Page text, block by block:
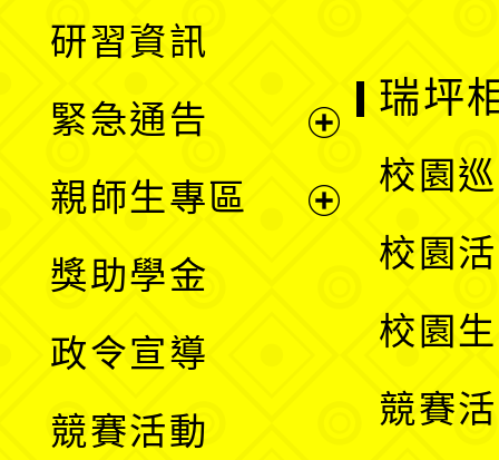
單
選
單
研習資訊
緊急通告
親師生專區
獎助學金
政令宣導
競賽活動
瑞坪
校園
校園
校園
競賽